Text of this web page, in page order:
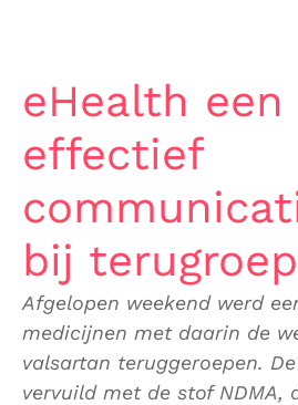
eHealth een
effectief
bij
Afgelopen weekend werd
medicijnen met daarin de
valsartan teruggeroepen.
vervuild met de stof NDMA,